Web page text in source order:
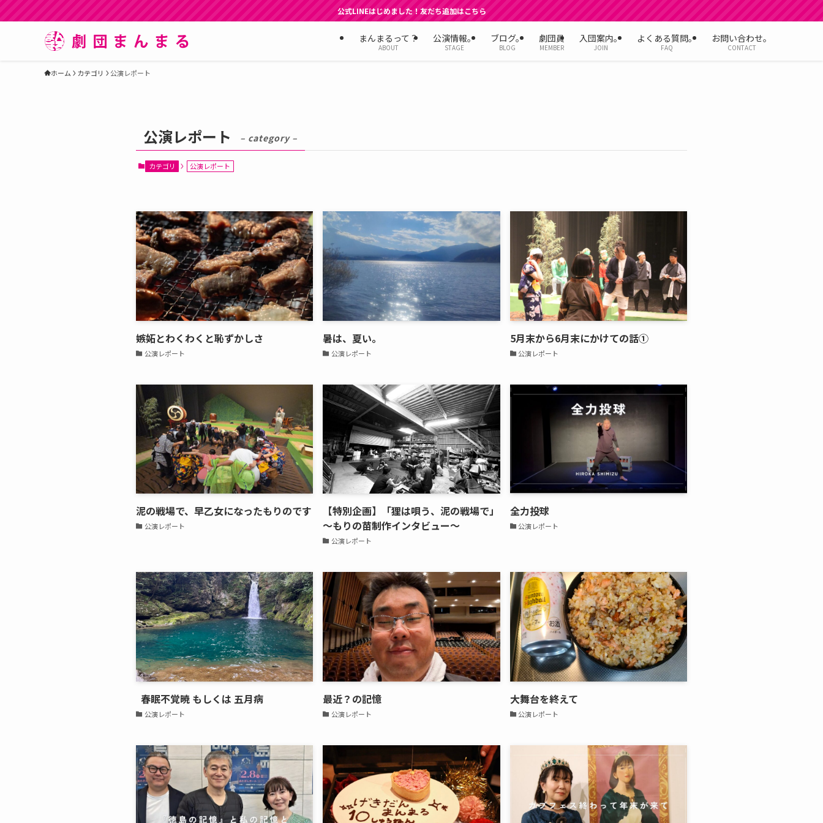
公式LINEはじめました！友だち追加はこちら
まんまるって？
ABOUT
公演情報。
STAGE
ブログ。
BLOG
劇団員
MEMBER
入団案内。
JOIN
よくある質問。
FAQ
お問い合わせ。
CONTACT
ホーム カテゴリ 公演レポート
公演レポート – category –
カテゴリ 公演レポート
嫉妬とわくわくと恥ずかしさ
公演レポート
暑は、夏い。
公演レポート
5月末から6月末にかけての話①
公演レポート
泥の戦場で、早乙女になったもりのです
公演レポート
【特別企画】「狸は唄う、泥の戦場で」
～もりの苗制作インタビュー～
公演レポート
全力投球
公演レポート
春眠不覚暁 もしくは 五月病
公演レポート
最近？の記憶
公演レポート
大舞台を終えて
公演レポート